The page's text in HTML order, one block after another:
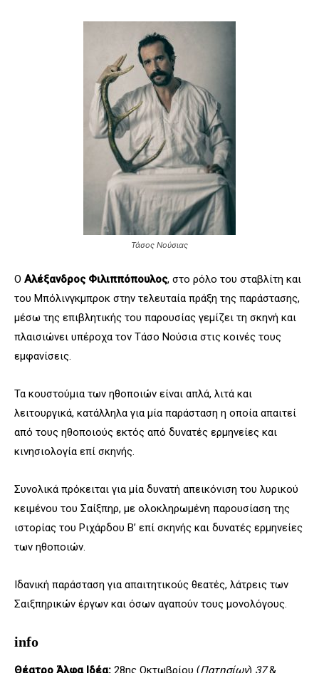
Τάσος Νούσιας
Ο Αλέξανδρος Φιλιππόπουλος, στο ρόλο του σταβλίτη και
του Μπόλινγκμπροκ στην τελευταία πράξη της παράστασης,
μέσω της επιβλητικής του παρουσίας γεμίζει τη σκηνή και
πλαισιώνει υπέροχα τον Τάσο Νούσια στις κοινές τους
εμφανίσεις.
Τα κουστούμια των ηθοποιών είναι απλά, λιτά και
λειτουργικά, κατάλληλα για μία παράσταση η οποία απαιτεί
από τους ηθοποιούς εκτός από δυνατές ερμηνείες και
κινησιολογία επί σκηνής.
Συνολικά πρόκειται για μία δυνατή απεικόνιση του λυρικού
κειμένου του Σαίξπηρ, με ολοκληρωμένη παρουσίαση της
ιστορίας του Ριχάρδου Β’ επί σκηνής και δυνατές ερμηνείες
των ηθοποιών.
Ιδανική παράσταση για απαιτητικούς θεατές, λάτρεις των
Σαιξπηρικών έργων και όσων αγαπούν τους μονολόγους.
info
Θέατρο Άλφα Ιδέα: 28ης Οκτωβρίου (Πατησίων) 37&